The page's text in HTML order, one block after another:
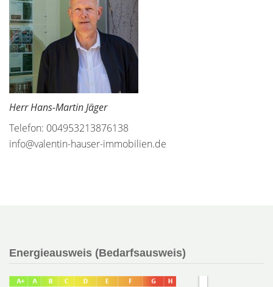
Herr Hans-Martin Jäger
Telefon: 004953213876138
info@valentin-hauser-immobilien.de
Energieausweis (Bedarfsausweis)